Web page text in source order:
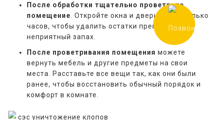
После обработки тщательно проветрите
помещение . Откройте окна и двери на несколько
часов, чтобы удалить остатки препаратов и
неприятный запах.
После проветривания помещения можете
вернуть мебель и другие предметы на свои
места. Расставьте все вещи так, как они были
ранее, чтобы восстановить обычный порядок и
комфорт в комнате.